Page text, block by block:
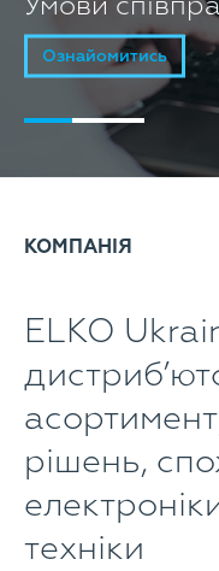
Ознайомитись
КОМПАНІЯ
ELKO
рішень,
техніки